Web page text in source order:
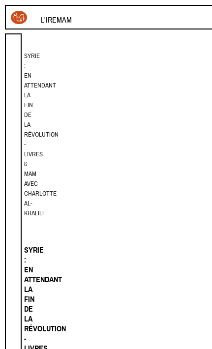
L'IREMAM
SYRIE
:
EN
ATTENDANT
LA
FIN
DE
LA
RÉVOLUTION
-
LIVRES
&
MAM
AVEC
CHARLOTTE
AL-
KHALILI
SYRIE
:
EN
ATTENDANT
LA
FIN
DE
LA
RÉVOLUTION
-